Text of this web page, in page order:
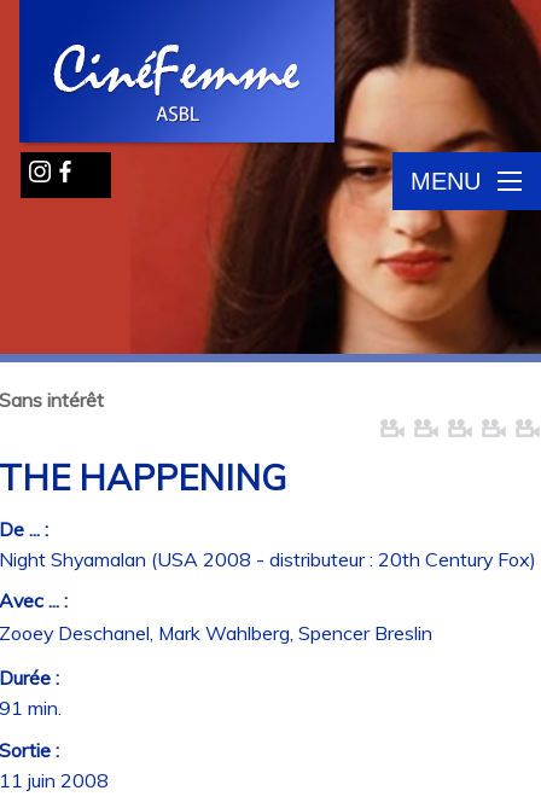
MENU
intérêt
HAPPENING
... :
Shyamalan (USA 2008 - distributeur : 20th Century Fox)
... :
Deschanel, Mark Wahlberg, Spencer Breslin
:
min.
:
juin 2008